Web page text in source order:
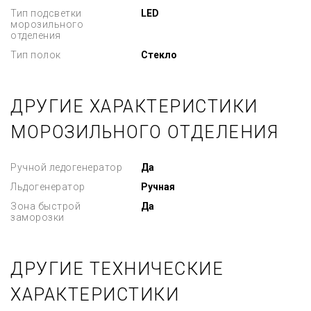
Тип подсветки
морозильного
отделения
LED
Тип полок Стекло
ДРУГИЕ ХАРАКТЕРИСТИКИ
МОРОЗИЛЬНОГО ОТДЕЛЕНИЯ
Ручной ледогенератор
Да
Льдогенератор
Ручная
Зона быстрой
заморозки
Да
ДРУГИЕ ТЕХНИЧЕСКИЕ
ХАРАКТЕРИСТИКИ